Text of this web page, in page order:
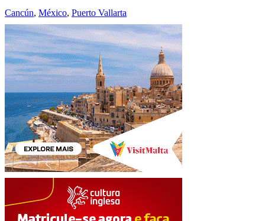
Cancún, México, Puerto Vallarta